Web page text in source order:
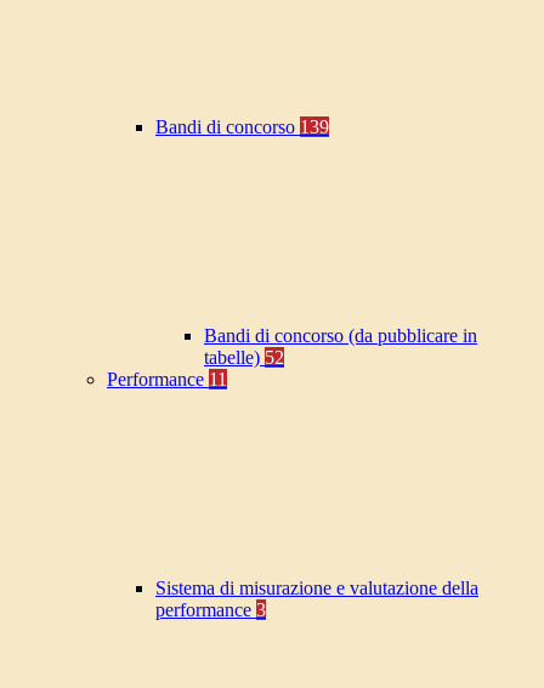
Bandi di concorso 139
Bandi di concorso (da pubblicare in
tabelle) 52
Performance 11
Sistema di misurazione e valutazione della
performance 3